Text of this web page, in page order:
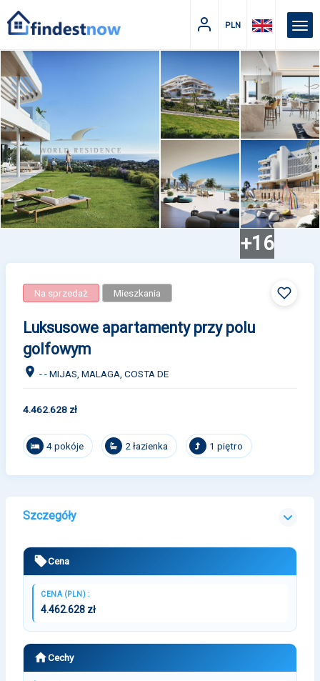
PLN
+16
Na sprzedaż Mieszkania
Luksusowe apartamenty przy polu
golfowym
- - MIJAS, MALAGA, COSTA DE
4.462.628 zł
4 pokóje 2 łazienka 1 piętro
Szczegóły
Cena
CENA (PLN) :
4.462.628 zł
Cechy